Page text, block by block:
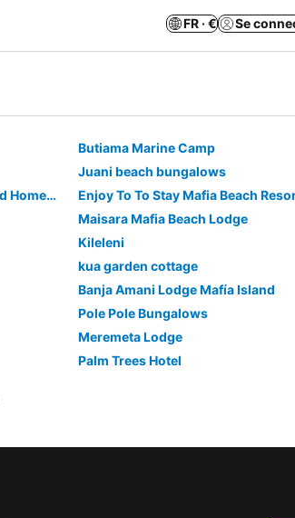
FR · € Se
Butiama Marine Camp
Juani beach bungalows
Dream,explore,discover Mafia Island Home To Whalesharks
Enjoy To To Stay Mafia Beach
Maisara Mafia Beach Lodge
Kileleni
kua garden cottage
Banja Amani Lodge Mafía Island
Pole Pole Bungalows
Meremeta Lodge
Palm Trees Hotel